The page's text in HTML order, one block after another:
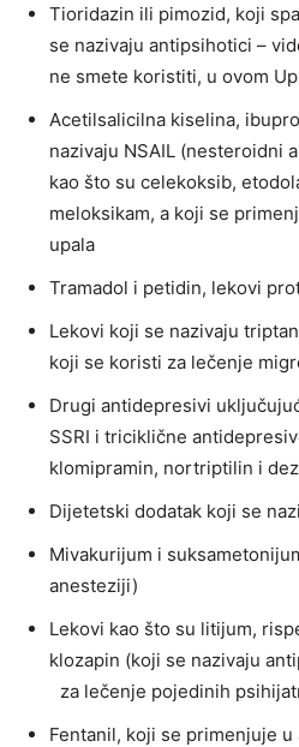
Tioridazin ili pimozid, koji
se nazivaju antipsihotici –
ne smete koristiti, u ovom
Acetilsalicilna kiselina,
nazivaju NSAIL (nesteroidni
kao što su celekoksib,
meloksikam, a koji se
upala
Tramadol i petidin, lekovi
Lekovi koji se nazivaju
koji se koristi za lečenje
Drugi antidepresivi
SSRI i triciklične
klomipramin, nortriptilin i
Dijetetski dodatak koji se
Mivakurijum i
anesteziji)
Lekovi kao što su litijum,
klozapin (koji se nazivaju
za lečenje pojedinih
Fentanil, koji se primenjuje